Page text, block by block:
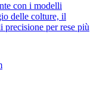
con i modelli
delle colture, il
precisione per rese più